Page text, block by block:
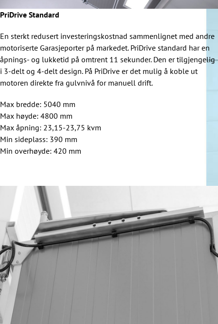
PriDrive Standard
En sterkt redusert investeringskostnad sammenlignet med andre
motoriserte Garasjeporter på markedet. PriDrive standard har en
åpnings- og lukketid på omtrent 11 sekunder. Den er tilgjengelig
i 3-delt og 4-delt design. På PriDrive er det mulig å koble ut
motoren direkte fra gulvnivå for manuell drift.
Max bredde: 5040 mm
Max høyde: 4800 mm
Max åpning: 23,15-23,75 kvm
Min sideplass: 390 mm
Min overhøyde: 420 mm